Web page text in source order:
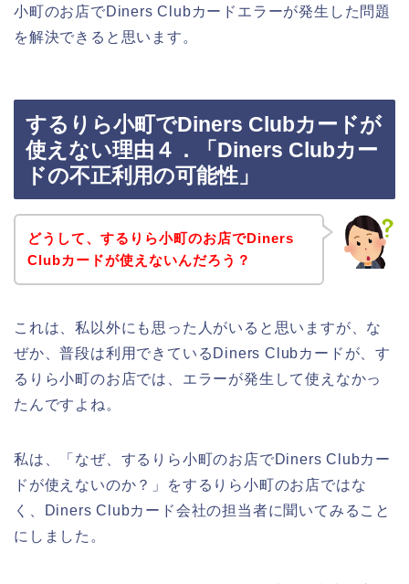
小町のお店でDiners Clubカードエラーが発生した問題
を解決できると思います。
するりら小町でDiners Clubカードが
使えない理由４．「Diners Clubカー
ドの不正利用の可能性」
どうして、するりら小町のお店でDiners
Clubカードが使えないんだろう？
これは、私以外にも思った人がいると思いますが、な
ぜか、普段は利用できているDiners Clubカードが、す
るりら小町のお店では、エラーが発生して使えなかっ
たんですよね。
私は、「なぜ、するりら小町のお店でDiners Clubカー
ドが使えないのか？」をするりら小町のお店ではな
く、Diners Clubカード会社の担当者に聞いてみること
にしました。